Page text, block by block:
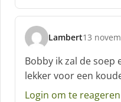
f
Lambert
s
c
h
r
e
13
Bobby ik zal de soep
lekker voor een
Login om te reageren